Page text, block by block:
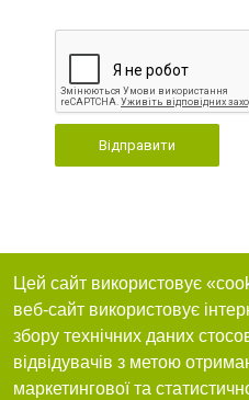
Відправити
Цей сайт використовує
веб-сайт використовує
збору технічних даних
відвідувачів з метою
маркетингової та